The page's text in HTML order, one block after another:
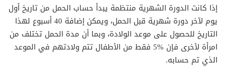
إذا كانت الدورة الشهرية منتظمة يبدأ حساب الحمل من تاريخ أول
يوم لآخر دورة شهرية قبل الحمل، ويمكن إضافة 40 أسبوع لهذا
التاريخ للحصول على موعد الولادة، وبما أن مدة الحمل تختلف من
امرأة لأخرى فإن %5 فقط من الأطفال تتم ولادتهم في الموعد
الذي تم حسابه.